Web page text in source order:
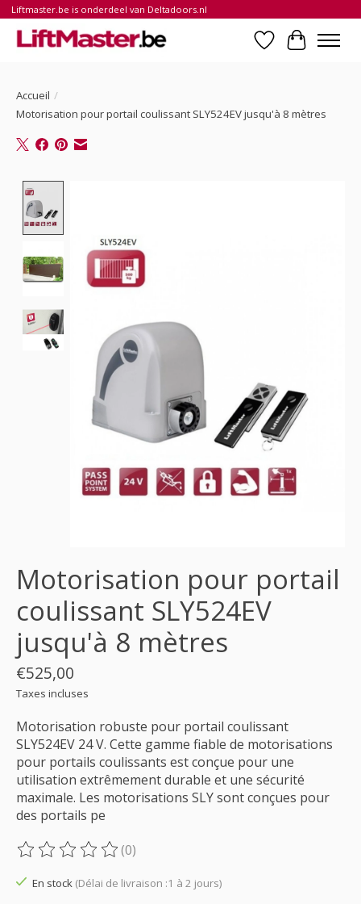
Liftmaster.be is onderdeel van Deltadoors.nl
Liste dePanier
Accueil /
Motorisation pour portail coulissant SLY524EV jusqu'à 8 mètres
Motorisation pour portail
coulissant SLY524EV
jusqu'à 8 mètres
€525,00
Taxes incluses
Motorisation robuste pour portail coulissant
SLY524EV 24 V. Cette gamme fiable de motorisations
pour portails coulissants est conçue pour une
utilisation extrêmement durable et une sécurité
maximale. Les motorisations SLY sont conçues pour
des portails pe
Ce produit est évalué à
(0)
En stock (Délai de livraison :1 à 2 jours)